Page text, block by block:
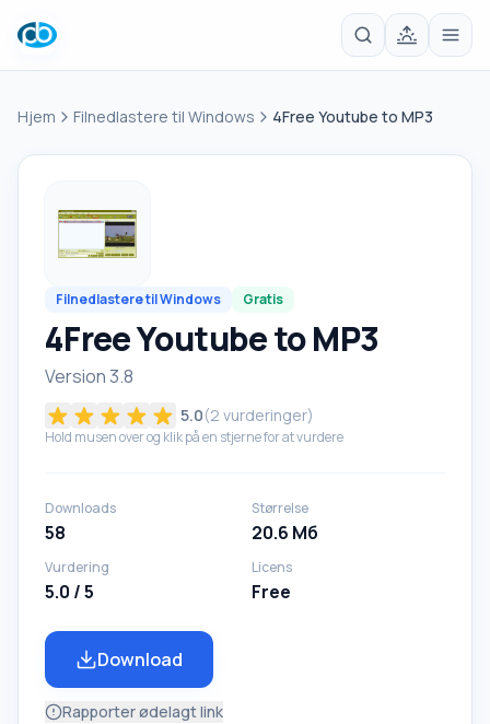
Hjem Filnedlastere til Windows 4Free Youtube to MP3
Filnedlastere til Windows Gratis
4Free Youtube to MP3
Version 3.8
5.0(2 vurderinger)
Hold musen over og klik på en stjerne for at vurdere
Downloads
58
Størrelse
20.6 Мб
Vurdering
5.0 / 5
Licens
Free
Download
Rapporter ødelagt link